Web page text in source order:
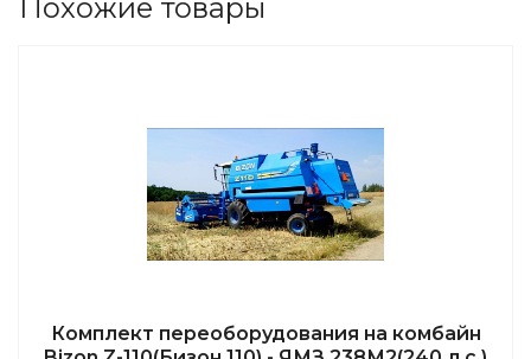
Похожие товары
Комплект переоборудования на комбайн